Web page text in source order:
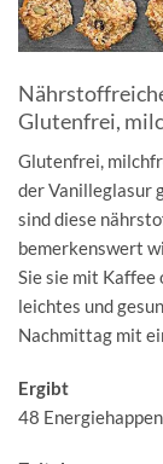
Glutenfrei,
Glutenfrei,
der Vanilleglasur
sind diese
bemerkenswert
Sie sie mit Kaffee
leichtes und
Nachmittag mit
Ergibt
48 Energiehappen